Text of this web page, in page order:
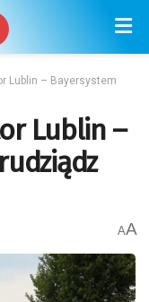
Lublin – Bayersystem
Lublin –
AA